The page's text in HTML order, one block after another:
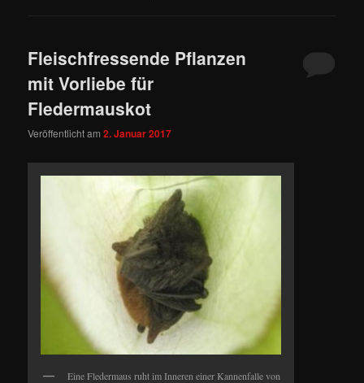
Fleischfressende Pflanzen
mit Vorliebe für
Fledermauskot
Veröffentlicht am2. Januar 2017
Eine Fledermaus ruht im Inneren einer Kannenfalle von